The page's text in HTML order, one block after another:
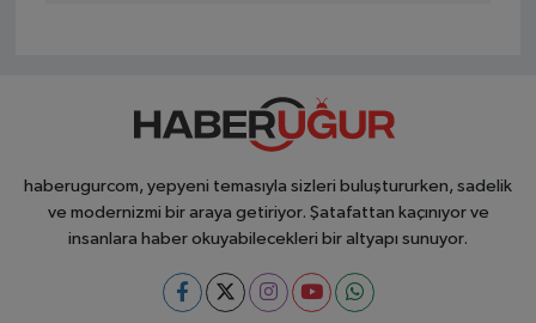
haberugurcom, yepyeni temasıyla sizleri buluştururken, sadelik
ve modernizmi bir araya getiriyor. Şatafattan kaçınıyor ve
insanlara haber okuyabilecekleri bir altyapı sunuyor.